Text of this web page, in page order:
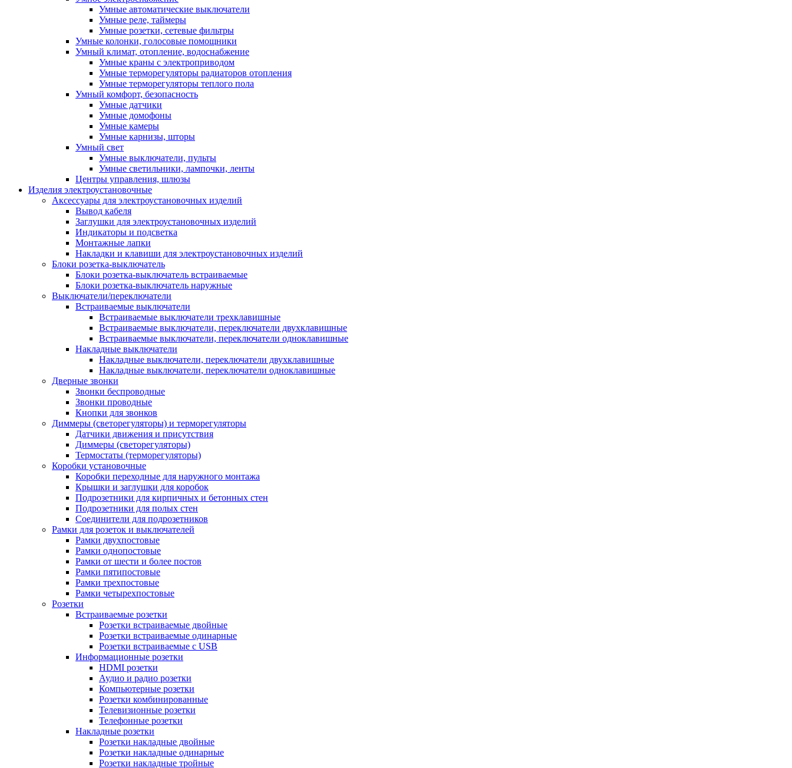
Умные автоматические выключатели
Умные реле, таймеры
Умные розетки, сетевые фильтры
Умные колонки, голосовые помощники
Умный климат, отопление, водоснабжение
Умные краны с электроприводом
Умные терморегуляторы радиаторов отопления
Умные терморегуляторы теплого пола
Умный комфорт, безопасность
Умные датчики
Умные домофоны
Умные камеры
Умные карнизы, шторы
Умный свет
Умные выключатели, пульты
Умные светильники, лампочки, ленты
Центры управления, шлюзы
Изделия электроустановочные
Аксессуары для электроустановочных изделий
Вывод кабеля
Заглушки для электроустановочных изделий
Индикаторы и подсветка
Монтажные лапки
Накладки и клавиши для электроустановочных изделий
Блоки розетка-выключатель
Блоки розетка-выключатель встраиваемые
Блоки розетка-выключатель наружные
Выключатели/переключатели
Встраиваемые выключатели
Встраиваемые выключатели трехклавишные
Встраиваемые выключатели, переключатели двухклавишные
Встраиваемые выключатели, переключатели одноклавишные
Накладные выключатели
Накладные выключатели, переключатели двухклавишные
Накладные выключатели, переключатели одноклавишные
Дверные звонки
Звонки беспроводные
Звонки проводные
Кнопки для звонков
Диммеры (светорегуляторы) и терморегуляторы
Датчики движения и присутствия
Диммеры (светорегуляторы)
Термостаты (терморегуляторы)
Коробки установочные
Коробки переходные для наружного монтажа
Крышки и заглушки для коробок
Подрозетники для кирпичных и бетонных стен
Подрозетники для полых стен
Соединители для подрозетников
Рамки для розеток и выключателей
Рамки двухпостовые
Рамки однопостовые
Рамки от шести и более постов
Рамки пятипостовые
Рамки трехпостовые
Рамки четырехпостовые
Розетки
Встраиваемые розетки
Розетки встраиваемые двойные
Розетки встраиваемые одинарные
Розетки встраиваемые с USB
Информационные розетки
HDMI розетки
Аудио и радио розетки
Компьютерные розетки
Розетки комбинированные
Телевизионные розетки
Телефонные розетки
Накладные розетки
Розетки накладные двойные
Розетки накладные одинарные
Розетки накладные тройные